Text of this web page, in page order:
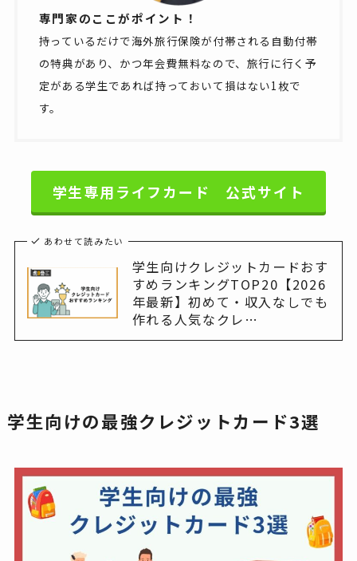
専門家のここがポイント！
持っているだけで海外旅行保険が付帯される自動付帯
の特典があり、かつ年会費無料なので、旅行に行く予
定がある学生であれば持っておいて損はない1枚で
す。
学生専用ライフカード 公式サイト
あわせて読みたい
学生向けクレジットカードおす
すめランキングTOP20【2026
年最新】初めて・収入なしでも
作れる人気なクレ…
学生向けの最強クレジットカード3選